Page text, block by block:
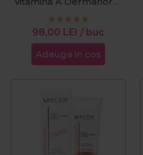
15ml
98,00 LEI / buc
Adauga in cos